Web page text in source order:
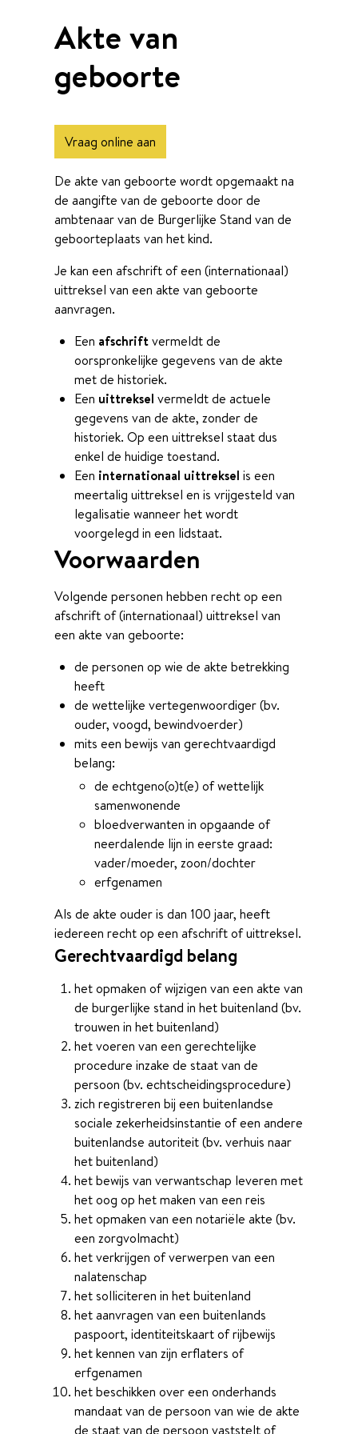
Akte van
geboorte
Vraag online aan
De akte van geboorte wordt opgemaakt na
de aangifte van de geboorte door de
ambtenaar van de Burgerlijke Stand van de
geboorteplaats van het kind.
Je kan een afschrift of een (internationaal)
uittreksel van een akte van geboorte
aanvragen.
Een afschriftvermeldt de
oorspronkelijke gegevens van de akte
met de historiek.
Een uittreksel vermeldt de actuele
gegevens van de akte, zonder de
historiek. Op een uittreksel staat dus
enkel de huidige toestand.
Een internationaal uittreksel is een
meertalig uittreksel en is vrijgesteld van
legalisatie wanneer het wordt
voorgelegd in een lidstaat.
Voorwaarden
Volgende personen hebben recht op een
afschrift of (internationaal) uittreksel van
een akte van geboorte:
de personen op wie de akte betrekking
heeft
de wettelijke vertegenwoordiger (bv.
ouder, voogd, bewindvoerder)
mits een bewijs van gerechtvaardigd
belang:
de echtgeno(o)t(e) of wettelijk
samenwonende
bloedverwanten in opgaande of
neerdalende lijn in eerste graad:
vader/moeder, zoon/dochter
erfgenamen
Als de akte ouder is dan 100 jaar, heeft
iedereen recht op een afschrift of uittreksel.
Gerechtvaardigd belang
het opmaken of wijzigen van een akte van
de burgerlijke stand in het buitenland (bv.
trouwen in het buitenland)
het voeren van een gerechtelijke
procedure inzake de staat van de
persoon (bv. echtscheidingsprocedure)
zich registreren bij een buitenlandse
sociale zekerheidsinstantie of een andere
buitenlandse autoriteit (bv. verhuis naar
het buitenland)
het bewijs van verwantschap leveren met
het oog op het maken van een reis
het opmaken van een notariële akte (bv.
een zorgvolmacht)
het verkrijgen of verwerpen van een
nalatenschap
het solliciteren in het buitenland
het aanvragen van een buitenlands
paspoort, identiteitskaart of rijbewijs
het kennen van zijn erflaters of
erfgenamen
het beschikken over een onderhands
mandaat van de persoon van wie de akte
de staat van de persoon vaststelt of